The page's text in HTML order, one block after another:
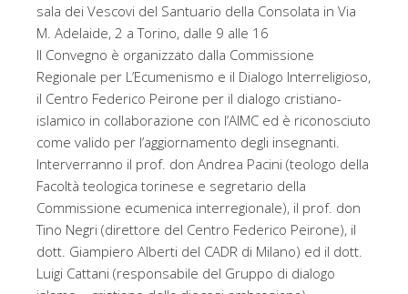
sala dei Vescovi del Santuario della Consolata in Via
M. Adelaide, 2 a Torino, dalle 9 alle 16
Il Convegno è organizzato dalla Commissione
Regionale per L’Ecumenismo e il Dialogo Interreligioso,
il Centro Federico Peirone per il dialogo cristiano-
islamico in collaborazione con l’AIMC ed è riconosciuto
come valido per l’aggiornamento degli insegnanti.
Interverranno il prof. don Andrea Pacini (teologo della
Facoltà teologica torinese e segretario della
Commissione ecumenica interregionale), il prof. don
Tino Negri (direttore del Centro Federico Peirone), il
dott. Giampiero Alberti del CADR di Milano) ed il dott.
Luigi Cattani (responsabile del Gruppo di dialogo